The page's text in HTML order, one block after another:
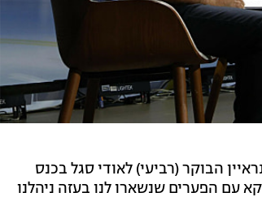
הבוקר (רביעי) לאודי סגל בכנס
עם הפערים שנשארו לנו בעזה ניהלנו